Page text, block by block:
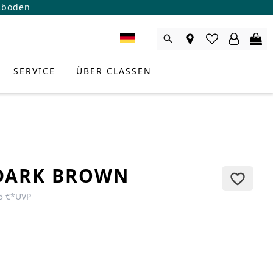
SERVICE ÜBER CLASSEN
BROWN
€*UVP